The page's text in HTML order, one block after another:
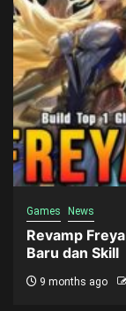
Games News
Revamp
Baru dan Skill
9 months ago